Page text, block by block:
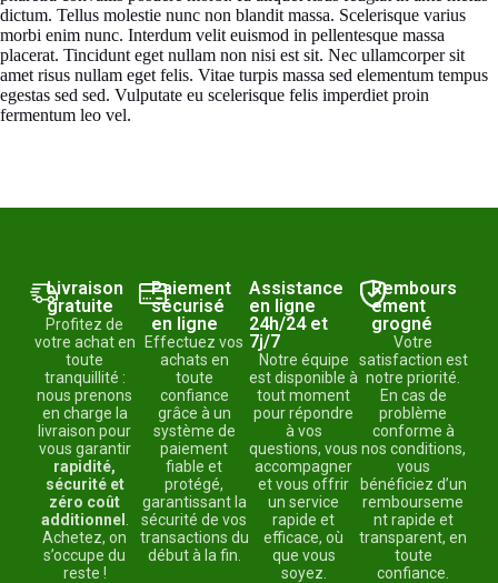
dictum. Tellus molestie nunc non blandit massa. Scelerisque varius
morbi enim nunc. Interdum velit euismod in pellentesque massa
placerat. Tincidunt eget nullam non nisi est sit. Nec ullamcorper sit
amet risus nullam eget felis. Vitae turpis massa sed elementum tempus
egestas sed sed. Vulputate eu scelerisque felis imperdiet proin
fermentum leo vel.
Livraison
gratuite
Profitez de
votre achat en
toute
tranquillité :
nous prenons
en charge la
livraison pour
vous garantir
rapidité,
sécurité et
zéro coût
additionnel
Achetez, on
s’occupe du
reste !
Paiement
sécurisé
en ligne
Effectuez vos
achats en
toute
confiance
grâce à un
système de
paiement
fiable et
protégé,
garantissant la
sécurité de vos
transactions du
début à la fin.
Assistance
en ligne
24h/24 et
7j/7
Notre équipe
est disponible à
tout moment
pour répondre
à vos
questions, vous
accompagner
et vous offrir
un service
rapide et
efficace, où
que vous
soyez.
Rembours
ement
grogné
Votre
satisfaction est
notre priorité.
En cas de
problème
conforme à
nos conditions,
vous
bénéficiez d’un
rembourseme
nt rapide et
transparent, en
toute
confiance.